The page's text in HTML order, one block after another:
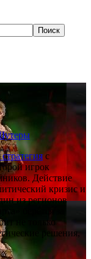
с
игрок
Действие
кризис и
из регионов
берётся за
не только
решения,